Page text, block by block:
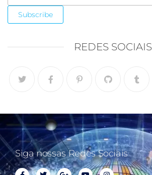
REDES SOCIAIS
Siga nossas Redes Sociais